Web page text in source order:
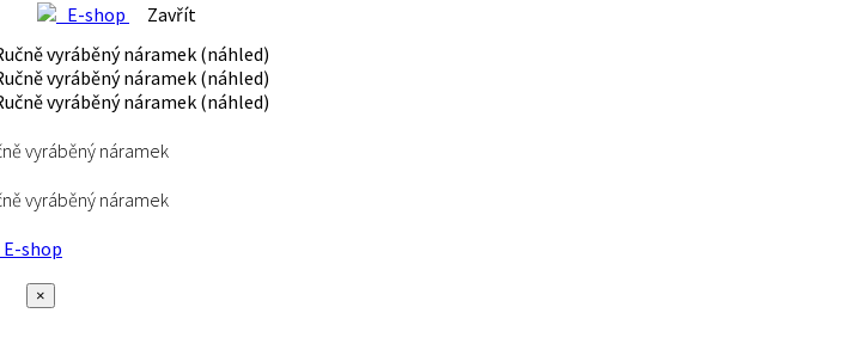
E-shop
Zavřít
vyráběný náramek
vyráběný náramek
shop
×